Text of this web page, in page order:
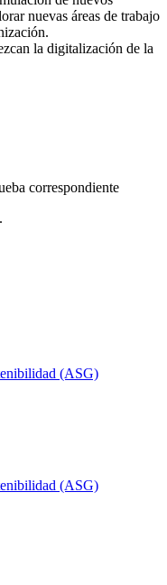
nuevas áreas de trabajo
la digitalización de la
correspondiente
(ASG)
(ASG)